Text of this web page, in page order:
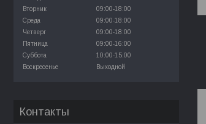
Вторник
09:00-18:00
Среда
09:00-18:00
Четверг
09:00-18:00
Пятница
09:00-16:00
Суббота
10:00-15:00
Воскресенье
Выходной
Контакты